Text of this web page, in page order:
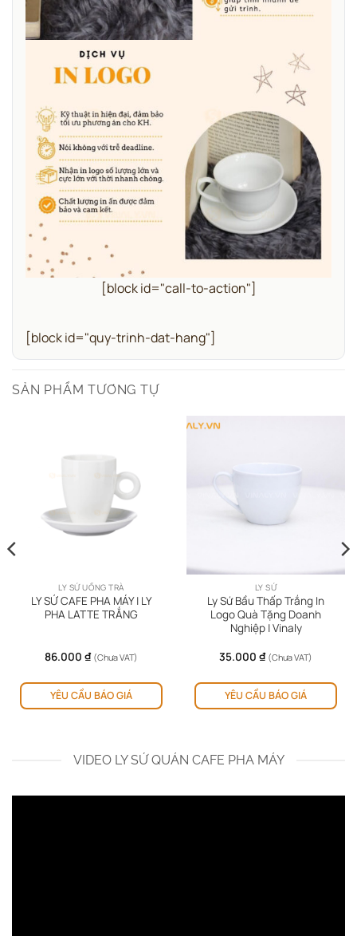
[block id="call-to-action"]
[block id="quy-trinh-dat-hang"]
SẢN PHẨM TƯƠNG TỰ
LY SỨ UỐNG TRÀ
LY SỨ CAFE PHA MÁY | LY
PHA LATTE TRẮNG
86.000 ₫ (Chưa VAT)
YÊU CẦU BÁO GIÁ
LY SỨ
Ly Sứ Bầu Thấp Trắng In
Logo Quà Tặng Doanh
Nghiệp | Vinaly
35.000 ₫ (Chưa VAT)
YÊU CẦU BÁO GIÁ
VIDEO LY SỨ QUÁN CAFE PHA MÁY